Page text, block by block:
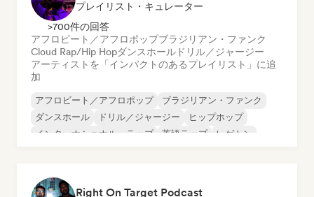
プレイリスト・キュレーター
>700件の回答
アフロビート／アフロポップブラジリアン・ファンク
Cloud Rap/Hip Hopダンスホール ドリル／ジャージー
アーティストを「インパクトのあるプレイリスト」に追
加
アフロビート／アフロポップ
ブラジリアン・ファンク
ダンスホール
ドリル／ジャージー
ヒップホップ
インターナショナル・ラップ
英語ラップ レゲトン
Right On Target Podcast